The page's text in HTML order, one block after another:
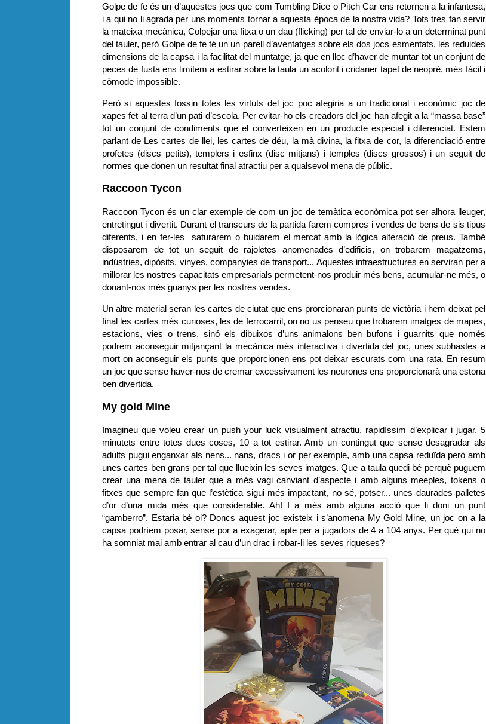
Golpe de fe és un d’aquestes jocs que com Tumbling Dice o Pitch Car ens retornen a la infantesa,
i a qui no li agrada per uns moments tornar a aquesta època de la nostra vida? Tots tres fan servir
la mateixa mecànica, Colpejar una fitxa o un dau (flicking) per tal de enviar-lo a un determinat punt
del tauler, però Golpe de fe té un un parell d’aventatges sobre els dos jocs esmentats, les reduides
dimensions de la capsa i la facilitat del muntatge, ja que en lloc d’haver de muntar tot un conjunt de
peces de fusta ens limitem a estirar sobre la taula un acolorit i cridaner tapet de neopré, més fàcil i
còmode impossible.
Però si aquestes fossin totes les virtuts del joc poc afegiria a un tradicional i econòmic joc de
xapes fet al terra d’un pati d’escola. Per evitar-ho els creadors del joc han afegit a la “massa base”
tot un conjunt de condiments que el converteixen en un producte especial i diferenciat. Estem
parlant de Les cartes de llei, les cartes de déu, la mà divina, la fitxa de cor, la diferenciació entre
profetes (discs petits), templers i esfinx (disc mitjans) i temples (discs grossos) i un seguit de
normes que donen un resultat final atractiu per a qualsevol mena de públic.
Raccoon Tycon
Raccoon Tycon és un clar exemple de com un joc de temàtica econòmica pot ser alhora lleuger,
entretingut i divertit. Durant el transcurs de la partida farem compres i vendes de bens de sis tipus
diferents, i en fer-les saturarem o buidarem el mercat amb la lògica alteració de preus. També
disposarem de tot un seguit de rajoletes anomenades d’edificis, on trobarem magatzems,
indústries, dipòsits, vinyes, companyies de transport... Aquestes infraestructures en serviran per a
millorar les nostres capacitats empresarials permetent-nos produir més bens, acumular-ne més, o
donant-nos més guanys per les nostres vendes.
Un altre material seran les cartes de ciutat que ens prorcionaran punts de victòria i hem deixat pel
final les cartes més curioses, les de ferrocarril, on no us penseu que trobarem imatges de mapes,
estacions, vies o trens, sinó els dibuixos d’uns animalons ben bufons i guarnits que només
podrem aconseguir mitjançant la mecànica més interactiva i divertida del joc, unes subhastes a
mort on aconseguir els punts que proporcionen ens pot deixar escurats com una rata. En resum
un joc que sense haver-nos de cremar excessivament les neurones ens proporcionarà una estona
ben divertida.
My gold Mine
Imagineu que voleu crear un push your luck visualment atractiu, rapidíssim d’explicar i jugar, 5
minutets entre totes dues coses, 10 a tot estirar. Amb un contingut que sense desagradar als
adults pugui enganxar als nens... nans, dracs i or per exemple, amb una capsa reduïda però amb
unes cartes ben grans per tal que llueixin les seves imatges. Que a taula quedi bé perquè puguem
crear una mena de tauler que a més vagi canviant d’aspecte i amb alguns meeples, tokens o
fitxes que sempre fan que l’estètica sigui més impactant, no sé, potser... unes daurades palletes
d’or d’una mida més que considerable. Ah! I a més amb alguna acció que li doni un punt
“gamberro”. Estaria bé oi? Doncs aquest joc existeix i s’anomena My Gold Mine, un joc on a la
capsa podríem posar, sense por a exagerar, apte per a jugadors de 4 a 104 anys. Per què qui no
ha somniat mai amb entrar al cau d’un drac i robar-li les seves riqueses?